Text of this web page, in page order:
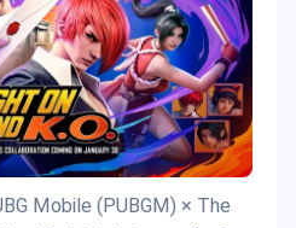
Mobile (PUBGM) × The